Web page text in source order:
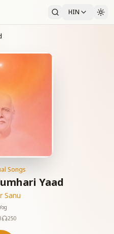
HIN
Songs
Yaad
Sanu
250